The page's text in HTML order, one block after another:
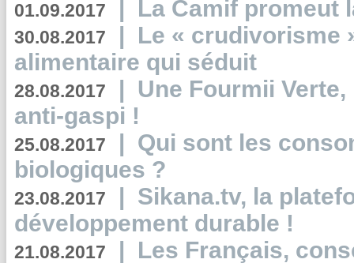
01.09.2017 | La Camif promeut
30.08.2017 | Le « crudivorisme
alimentaire qui séduit
28.08.2017 | Une Fourmii
anti-gaspi !
25.08.2017 | Qui sont les
biologiques ?
23.08.2017 | Sikana.tv, la
développement durable !
21.08.2017 | Les Français,